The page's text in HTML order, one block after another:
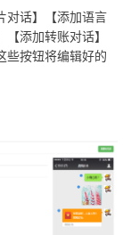
对话】【添加语言
添加转账对话】
些按钮将编辑好的